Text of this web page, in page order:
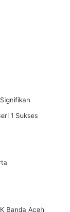
1 Sukses
Banda Aceh